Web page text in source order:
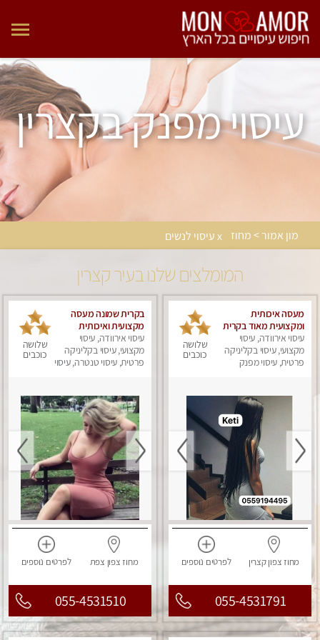
עיסוי מפנק בקצרין
מון אמור > מחוז x עיסוי לנשים
המומלצים שלנו בעיר קצרין
מעסה איכותית
ומקצועית מאוד בקרית
ביאליק
עיסוי אירוודה, עיסוי
מקצועי, עיסוי בקליניקה
פרטית, עיסוי מפנק
שלושה
כוכבים
מחוז צפוןקצרין לפרטים נוספים
055-4531791
בקרית שמונה מעסה
מקצועית ואיכותית
פרטי!!!מומלץ לחלוטין!!!!
עיסוי אירוודה, עיסוי
מקצועי, עיסוי בקליניקה
פרטית, עיסוי טנטרה, עיסוי
שלושה
כוכבים
מחוז צפון צפת לפרטים נוספים
055-4531510